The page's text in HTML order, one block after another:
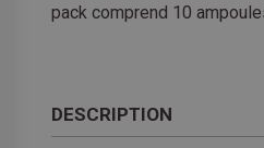
pack comprend 10
DESCRIPTION